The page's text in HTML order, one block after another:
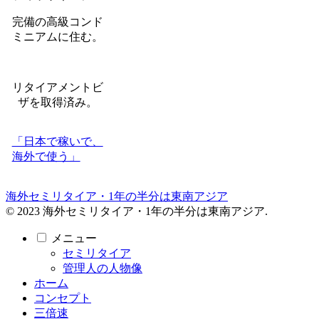
完備の高級コンド
ミニアムに住む。
リタイアメントビ
ザを取得済み。
「日本で稼いで、
海外で使う」
海外セミリタイア・1年の半分は東南アジア
© 2023 海外セミリタイア・1年の半分は東南アジア.
メニュー
セミリタイア
管理人の人物像
ホーム
コンセプト
三倍速